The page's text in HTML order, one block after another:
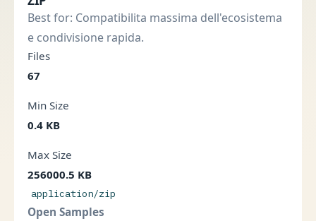
Best for: Compatibilita massima dell'ecosistema
e condivisione rapida.
Files
67
Min Size
0.4 KB
Max Size
256000.5 KB
application/zip
Open Samples